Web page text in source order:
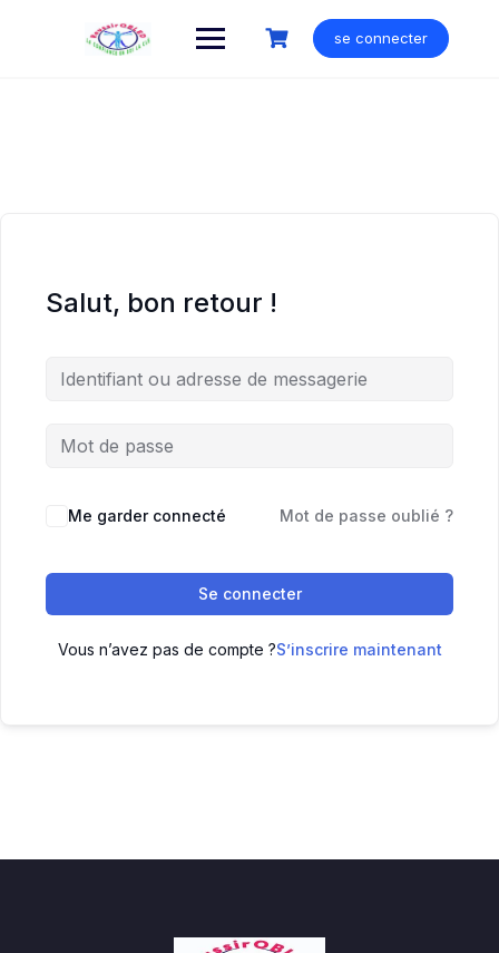
se connecter
Salut, bon retour !
Me garder connecté Mot de passe oublié ?
Se connecter
Vous n’avez pas de compte ?S’inscrire maintenant